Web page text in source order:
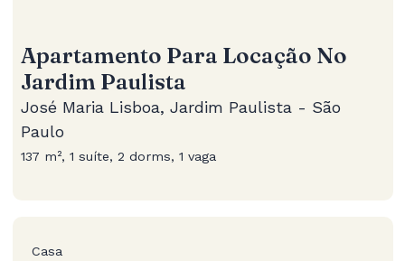
Apartamento Para Locação No
Jardim Paulista
José Maria Lisboa, Jardim Paulista - São
Paulo
137 m², 1 suíte, 2 dorms, 1 vaga
Casa